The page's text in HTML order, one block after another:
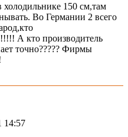
холодильнике 150 см,там
Во Германии 2 всего
А кто производитель
точно????? Фирмы
14:57